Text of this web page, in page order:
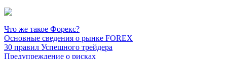
Что же такое Форекс?
Основные сведения о рынке FOREX
30 правил Успешного трейдера
Предупреждение о рисках